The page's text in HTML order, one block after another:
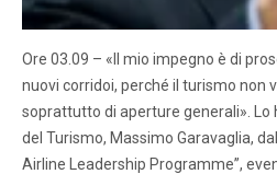
Ore 03.09 – «Il mio impegno è di
nuovi corridoi, perché il turismo non
soprattutto di aperture generali». Lo
del Turismo, Massimo Garavaglia,
Airline Leadership Programme”,